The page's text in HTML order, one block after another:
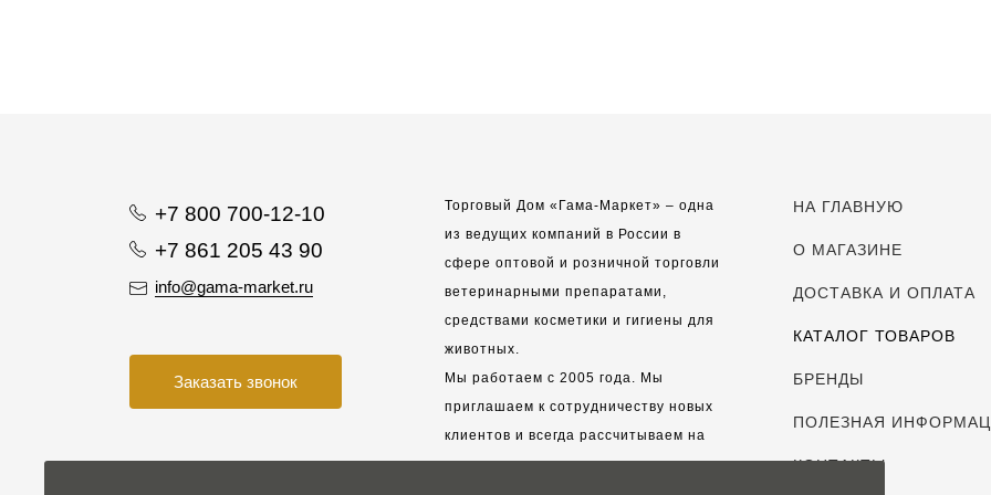
+7 800 700-12-10
+7 861 205 43 90
info@gama-market.ru
Заказать звонок
Торговый Дом «Гама-Маркет» – одна
из ведущих компаний в России в
сфере оптовой и розничной торговли
ветеринарными препаратами,
средствами косметики и гигиены для
животных.
Мы работаем с 2005 года. Мы
приглашаем к сотрудничеству новых
клиентов и всегда рассчитываем на
взаимовыгодные, долгосрочные
НА ГЛАВНУЮ
О МАГАЗИНЕ
ДОСТАВКА И ОПЛАТА
КАТАЛОГ ТОВАРОВ
БРЕНДЫ
ПОЛЕЗНАЯ
КОНТАКТЫ